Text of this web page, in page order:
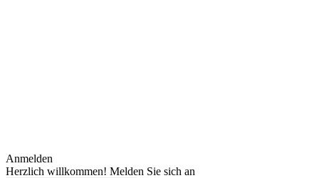
Anmelden
Herzlich willkommen! Melden Sie sich an